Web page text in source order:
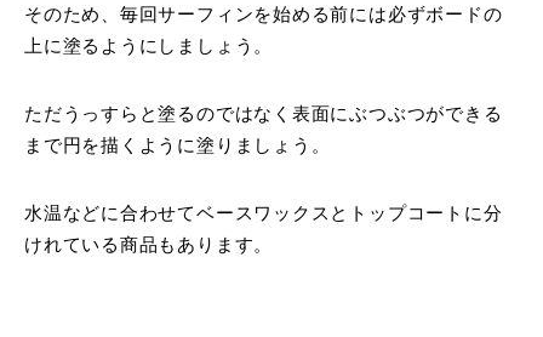
そのため、毎回サーフィンを始める前には必ずボードの
上に塗るようにしましょう。
ただうっすらと塗るのではなく表面にぶつぶつができる
まで円を描くように塗りましょう。
水温などに合わせてベースワックスとトップコートに分
けれている商品もあります。